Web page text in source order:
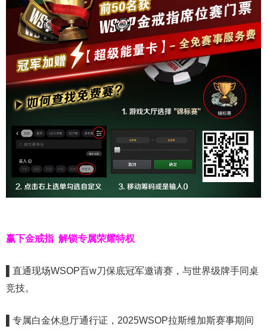
赢下金戒指 解锁专属荣耀特权
直通现场WSOP百w刀保底冠军邀请赛，与世界级牌手同桌
竞技。
专属白金休息厅通行证，2025WSOP拉斯维加斯赛事期间